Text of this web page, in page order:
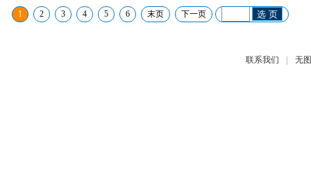
1 2 3 4 5 6 末页 下一页 选 页
联系我们 | 无